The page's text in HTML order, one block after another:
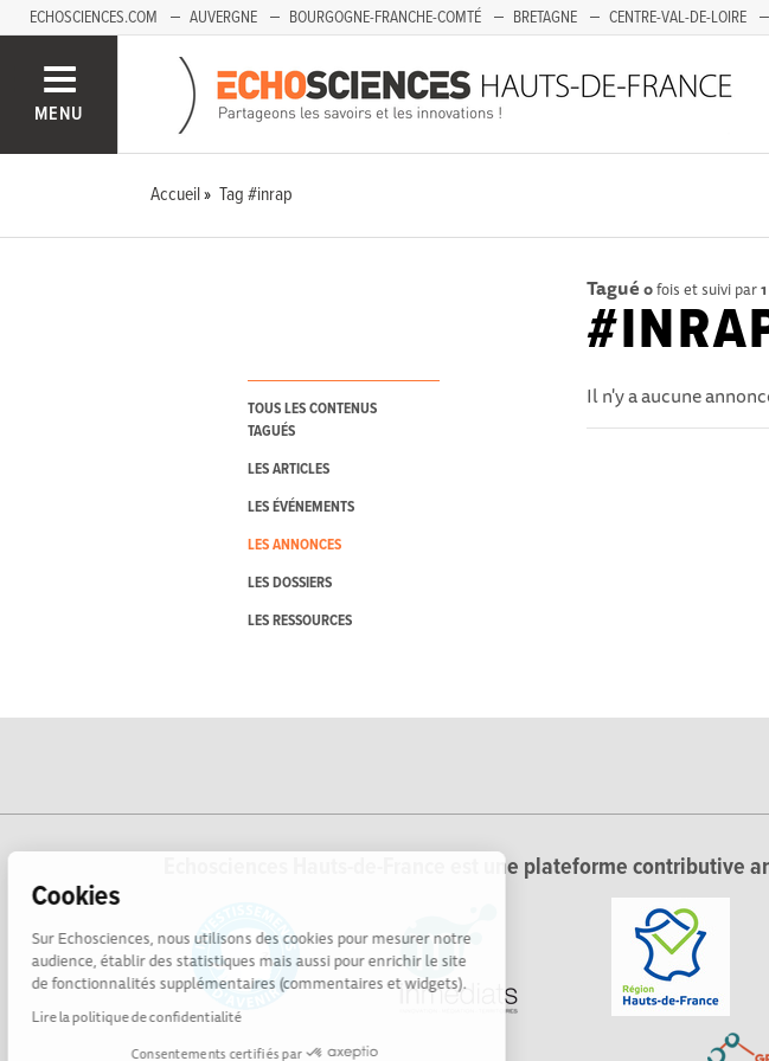
Cookies
Sur Echosciences, nous utilisons des cookies pour mesurer notre
audience, établir des statistiques mais aussi pour enrichir le site
de fonctionnalités supplémentaires (commentaires et widgets).
Lire la politique de confidentialité
Consentements certifiés par
ECHOSCIENCES.COM AUVERGNE BOURGOGNE-FRANCHE-COMTÉ BRETAGNE CENTRE-VAL-DE-LOIRE
SAVOIE MONT-BLANC
MENU
Accueil Tag #inrap
TOUS LES CONTENUS
TAGUÉS
LES ARTICLES
LES ÉVÉNEMENTS
LES ANNONCES
LES DOSSIERS
LES RESSOURCES
Tagué 0fois et suivi par1
Il n'y a aucune
Echosciences Hauts-de-France est une plateforme